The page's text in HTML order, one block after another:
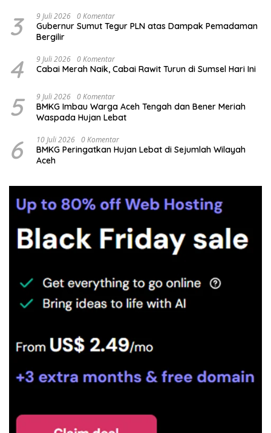
3 9 Juli 2026 0 Komentar
Gubernur Sumut Tegur PLN atas Dampak Pemadaman
Bergilir
4 9 Juli 2026 0 Komentar
Cabai Merah Naik, Cabai Rawit Turun di Sumsel Hari Ini
5 9 Juli 2026 0 Komentar
BMKG Imbau Warga Aceh Tengah dan Bener Meriah
Waspada Hujan Lebat
6 10 Juli 2026 0 Komentar
BMKG Peringatkan Hujan Lebat di Sejumlah Wilayah
Aceh